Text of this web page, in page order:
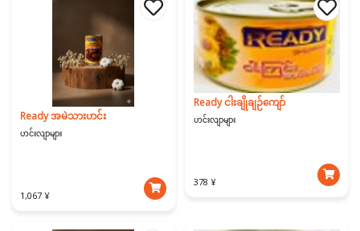
Ready အမဲသားဟင်း
ဟင်းလျာများ
1,067 ¥
Ready ငါးချိုချဉ်ကျော်
ဟင်းလျာများ
378 ¥